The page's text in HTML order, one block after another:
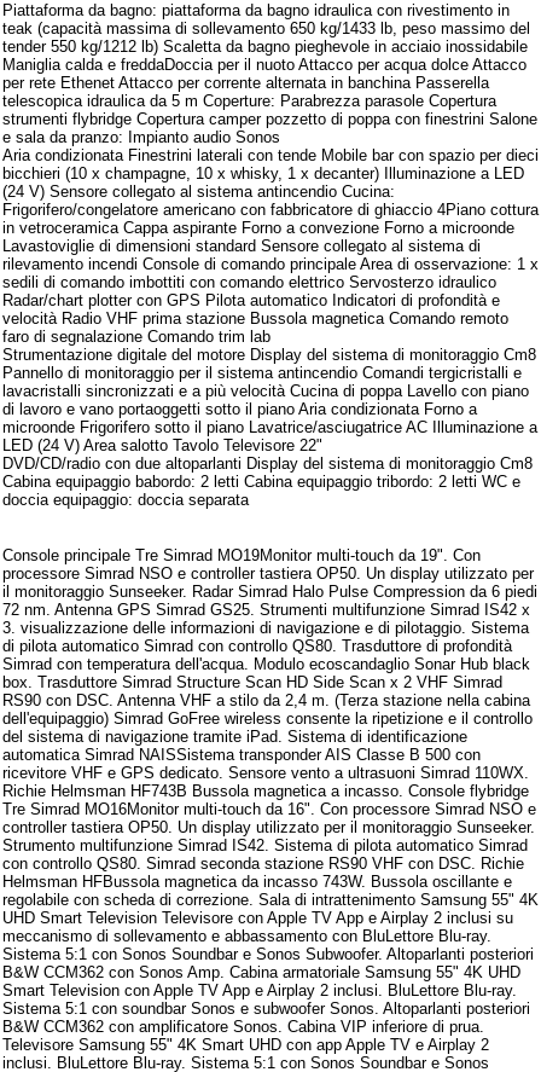
Piattaforma da bagno: piattaforma da bagno idraulica con rivestimento in
teak (capacità massima di sollevamento 650 kg/1433 lb, peso massimo del
tender 550 kg/1212 lb) Scaletta da bagno pieghevole in acciaio inossidabile
Maniglia calda e freddaDoccia per il nuoto Attacco per acqua dolce Attacco
per rete Ethenet Attacco per corrente alternata in banchina Passerella
telescopica idraulica da 5 m Coperture: Parabrezza parasole Copertura
strumenti flybridge Copertura camper pozzetto di poppa con finestrini Salone
e sala da pranzo: Impianto audio Sonos
Aria condizionata Finestrini laterali con tende Mobile bar con spazio per dieci
bicchieri (10 x champagne, 10 x whisky, 1 x decanter) Illuminazione a LED
(24 V) Sensore collegato al sistema antincendio Cucina:
Frigorifero/congelatore americano con fabbricatore di ghiaccio 4Piano cottura
in vetroceramica Cappa aspirante Forno a convezione Forno a microonde
Lavastoviglie di dimensioni standard Sensore collegato al sistema di
rilevamento incendi Console di comando principale Area di osservazione: 1 x
sedili di comando imbottiti con comando elettrico Servosterzo idraulico
Radar/chart plotter con GPS Pilota automatico Indicatori di profondità e
velocità Radio VHF prima stazione Bussola magnetica Comando remoto
faro di segnalazione Comando trim lab
Strumentazione digitale del motore Display del sistema di monitoraggio Cm8
Pannello di monitoraggio per il sistema antincendio Comandi tergicristalli e
lavacristalli sincronizzati e a più velocità Cucina di poppa Lavello con piano
di lavoro e vano portaoggetti sotto il piano Aria condizionata Forno a
microonde Frigorifero sotto il piano Lavatrice/asciugatrice AC Illuminazione a
LED (24 V) Area salotto Tavolo Televisore 22"
DVD/CD/radio con due altoparlanti Display del sistema di monitoraggio Cm8
Cabina equipaggio babordo: 2 letti Cabina equipaggio tribordo: 2 letti WC e
doccia equipaggio: doccia separata
Console principale Tre Simrad MO19Monitor multi-touch da 19". Con
processore Simrad NSO e controller tastiera OP50. Un display utilizzato per
il monitoraggio Sunseeker. Radar Simrad Halo Pulse Compression da 6 piedi
72 nm. Antenna GPS Simrad GS25. Strumenti multifunzione Simrad IS42 x
3. visualizzazione delle informazioni di navigazione e di pilotaggio. Sistema
di pilota automatico Simrad con controllo QS80. Trasduttore di profondità
Simrad con temperatura dell'acqua. Modulo ecoscandaglio Sonar Hub black
box. Trasduttore Simrad Structure Scan HD Side Scan x 2 VHF Simrad
RS90 con DSC. Antenna VHF a stilo da 2,4 m. (Terza stazione nella cabina
dell'equipaggio) Simrad GoFree wireless consente la ripetizione e il controllo
del sistema di navigazione tramite iPad. Sistema di identificazione
automatica Simrad NAISSistema transponder AIS Classe B 500 con
ricevitore VHF e GPS dedicato. Sensore vento a ultrasuoni Simrad 110WX.
Richie Helmsman HF743B Bussola magnetica a incasso. Console flybridge
Tre Simrad MO16Monitor multi-touch da 16". Con processore Simrad NSO e
controller tastiera OP50. Un display utilizzato per il monitoraggio Sunseeker.
Strumento multifunzione Simrad IS42. Sistema di pilota automatico Simrad
con controllo QS80. Simrad seconda stazione RS90 VHF con DSC. Richie
Helmsman HFBussola magnetica da incasso 743W. Bussola oscillante e
regolabile con scheda di correzione. Sala di intrattenimento Samsung 55" 4K
UHD Smart Television Televisore con Apple TV App e Airplay 2 inclusi su
meccanismo di sollevamento e abbassamento con BluLettore Blu-ray.
Sistema 5:1 con Sonos Soundbar e Sonos Subwoofer. Altoparlanti posteriori
B&W CCM362 con Sonos Amp. Cabina armatoriale Samsung 55" 4K UHD
Smart Television con Apple TV App e Airplay 2 inclusi. BluLettore Blu-ray.
Sistema 5:1 con soundbar Sonos e subwoofer Sonos. Altoparlanti posteriori
B&W CCM362 con amplificatore Sonos. Cabina VIP inferiore di prua.
Televisore Samsung 55" 4K Smart UHD con app Apple TV e Airplay 2
inclusi. BluLettore Blu-ray. Sistema 5:1 con Sonos Soundbar e Sonos